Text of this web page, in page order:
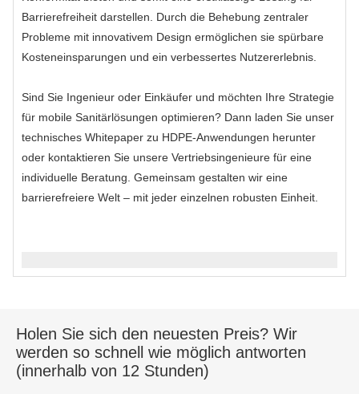
Barrierefreiheit darstellen. Durch die Behebung zentraler
Probleme mit innovativem Design ermöglichen sie spürbare
Kosteneinsparungen und ein verbessertes Nutzererlebnis.
Sind Sie Ingenieur oder Einkäufer und möchten Ihre Strategie
für mobile Sanitärlösungen optimieren? Dann laden Sie unser
technisches Whitepaper zu HDPE-Anwendungen herunter
oder kontaktieren Sie unsere Vertriebsingenieure für eine
individuelle Beratung. Gemeinsam gestalten wir eine
barrierefreiere Welt – mit jeder einzelnen robusten Einheit.
Holen Sie sich den neuesten Preis? Wir
werden so schnell wie möglich antworten
(innerhalb von 12 Stunden)